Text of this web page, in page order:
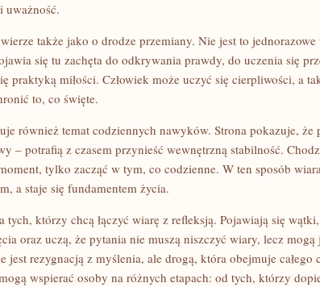
uważność.
także jako o drodze przemiany. Nie jest to
się tu zachęta do odkrywania prawdy, do uczenia się
praktyką miłości. Człowiek może uczyć się cierpliwości, a
to, co święte.
również temat codziennych nawyków. Strona pokazuje,
– potrafią z czasem przynieść wewnętrzną stabilność.
tylko zacząć w tym, co codzienne. W ten sposób
a staje się fundamentem życia.
tych, którzy chcą łączyć wiarę z refleksją. Pojawiają się
oraz uczą, że pytania nie muszą niszczyć wiary, lecz mogą
jest rezygnacją z myślenia, ale drogą, która obejmuje całego
wspierać osoby na różnych etapach: od tych, którzy